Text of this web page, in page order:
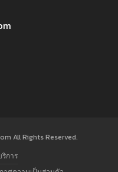
All Rights Reserved.
ริการ